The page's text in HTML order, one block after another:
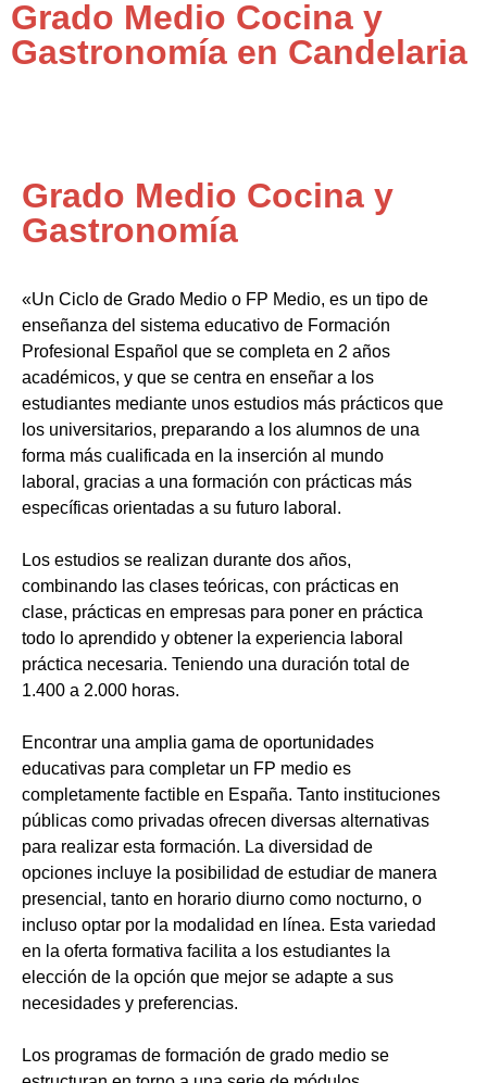
Grado Medio Cocina y
Gastronomía en Candelaria
Grado Medio Cocina y
Gastronomía
«Un Ciclo de Grado Medio o FP Medio, es un tipo de
enseñanza del sistema educativo de Formación
Profesional Español que se completa en 2 años
académicos, y que se centra en enseñar a los
estudiantes mediante unos estudios más prácticos que
los universitarios, preparando a los alumnos de una
forma más cualificada en la inserción al mundo
laboral, gracias a una formación con prácticas más
específicas orientadas a su futuro laboral.
Los estudios se realizan durante dos años,
combinando las clases teóricas, con prácticas en
clase, prácticas en empresas para poner en práctica
todo lo aprendido y obtener la experiencia laboral
práctica necesaria. Teniendo una duración total de
1.400 a 2.000 horas.
Encontrar una amplia gama de oportunidades
educativas para completar un FP medio es
completamente factible en España. Tanto instituciones
públicas como privadas ofrecen diversas alternativas
para realizar esta formación. La diversidad de
opciones incluye la posibilidad de estudiar de manera
presencial, tanto en horario diurno como nocturno, o
incluso optar por la modalidad en línea. Esta variedad
en la oferta formativa facilita a los estudiantes la
elección de la opción que mejor se adapte a sus
necesidades y preferencias.
Los programas de formación de grado medio se